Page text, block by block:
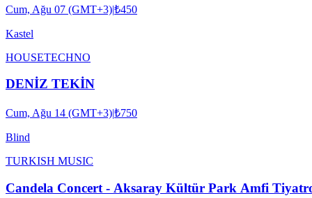
Cum, Ağu 07 (GMT+3)|₺450
Kastel
HOUSETECHNO
DENİZ TEKİN
Cum, Ağu 14 (GMT+3)|₺750
Blind
TURKISH MUSIC
Candela Concert - Aksaray Kültür Park Amfi